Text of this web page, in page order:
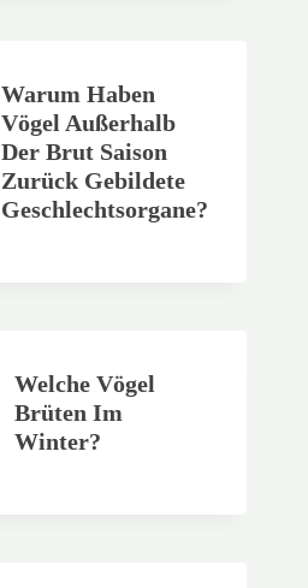
Warum Haben
Vögel Außerhalb
Der Brut Saison
Zurück Gebildete
Geschlechtsorgane?
Welche Vögel
Brüten Im
Winter?